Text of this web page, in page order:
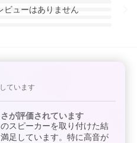
ビューはありません
ています
が評価されています
スピーカーを取り付けた結
足しています。特に高音が